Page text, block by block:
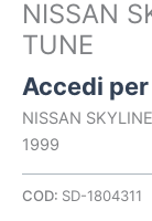
NISSAN
TUNE
Accedi
NISSAN
1999
COD: SD-1804311